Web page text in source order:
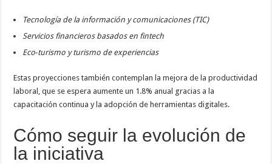
Tecnología de la información y comunicaciones (TIC)
Servicios financieros basados en fintech
Eco‑turismo y turismo de experiencias
Estas proyecciones también contemplan la mejora de la productividad
laboral, que se espera aumente un 1.8% anual gracias a la
capacitación continua y la adopción de herramientas digitales.
Cómo seguir la evolución de
la iniciativa